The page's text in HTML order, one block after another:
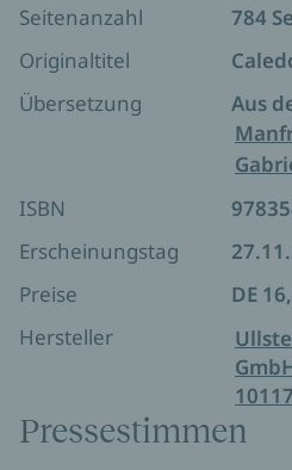
Drehkreuz dieses
Gesellschaftsromans, der
zwielichtige Fabriken wie in
ebenso in die Köpfe
Häupter ausbeuterischer
korrupter Parlamentarier
weißen Mannes, wird fallen
verkörpert.
»Ein Meisterwerk …
und größte Roman, den
seit langer Zeit
Lanchester
»Sein Opus magnum,
Seitenanzahl
784
Originaltitel
Übersetzung
Aus
ISBN
Erscheinungstag
Preise
DE
Hersteller
Pressestimmen